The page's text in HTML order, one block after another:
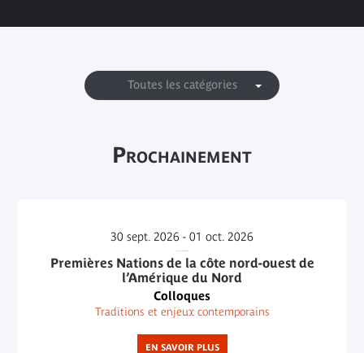
Toutes les catégories
Prochainement
30 sept. 2026 - 01 oct. 2026
Premières Nations de la côte nord-ouest de
l’Amérique du Nord
Colloques
Traditions et enjeux contemporains
EN SAVOIR PLUS